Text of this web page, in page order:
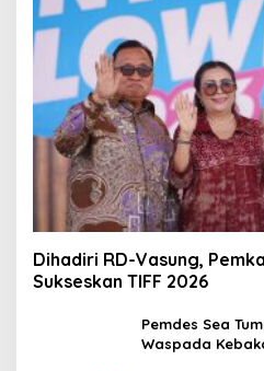
Dihadiri RD-Vasung,
Sukseskan TIFF 2026
Pemdes Sea
Waspada